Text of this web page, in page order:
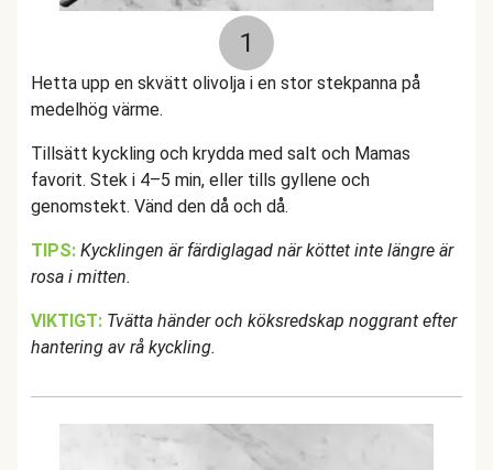
1
Hetta upp en skvätt olivolja i en stor stekpanna på
medelhög värme.
Tillsätt kyckling och krydda med salt och Mamas
favorit. Stek i 4–5 min, eller tills gyllene och
genomstekt. Vänd den då och då.
TIPS: Kycklingen är färdiglagad när köttet inte längre är
rosa i mitten.
VIKTIGT: Tvätta händer och köksredskap noggrant efter
hantering av rå kyckling.